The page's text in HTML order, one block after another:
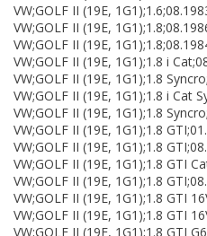
VW;GOLF II (19E,
VW;GOLF II (19E,
VW;GOLF II (19E,
VW;GOLF II (19E, 1G1);1.8 i
VW;GOLF II (19E, 1G1);1.8
VW;GOLF II (19E, 1G1);1.8 i Cat
VW;GOLF II (19E, 1G1);1.8
VW;GOLF II (19E, 1G1);1.8
VW;GOLF II (19E, 1G1);1.8
VW;GOLF II (19E, 1G1);1.8 GTI
VW;GOLF II (19E, 1G1);1.8
VW;GOLF II (19E, 1G1);1.8 GTI
VW;GOLF II (19E, 1G1);1.8 GTI
VW;GOLF II (19E, 1G1);1.8 GTI